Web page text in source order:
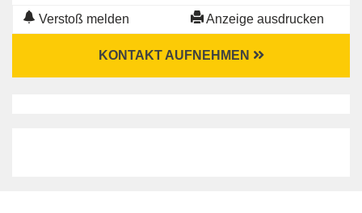
Verstoß melden Anzeige ausdrucken
KONTAKT AUFNEHMEN